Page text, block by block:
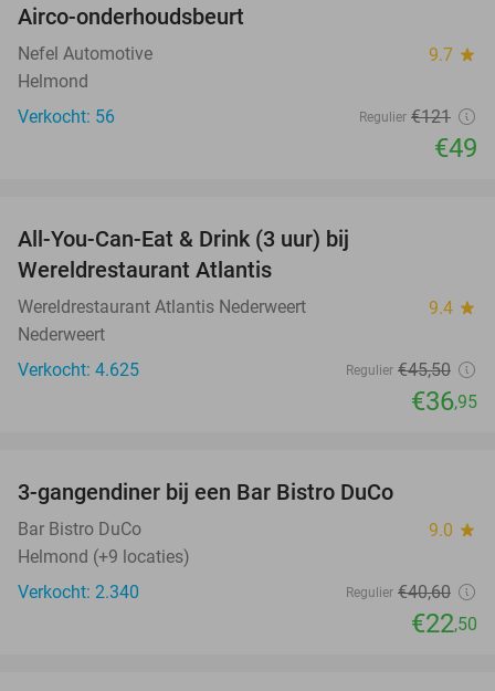
Airco-onderhoudsbeurt
Nefel Automotive 9.7 star
Helmond
Verkocht: 56
Regulier €121
€49
All-You-Can-Eat & Drink (3 uur) bij
Wereldrestaurant Atlantis
Wereldrestaurant Atlantis Nederweert 9.4 star
Nederweert
Verkocht: 4.625
Regulier €45,50
€36,95
3-gangendiner bij een Bar Bistro DuCo
Bar Bistro DuCo 9.0 star
Helmond (+9 locaties)
Verkocht: 2.340
Regulier €40,60
€22,50